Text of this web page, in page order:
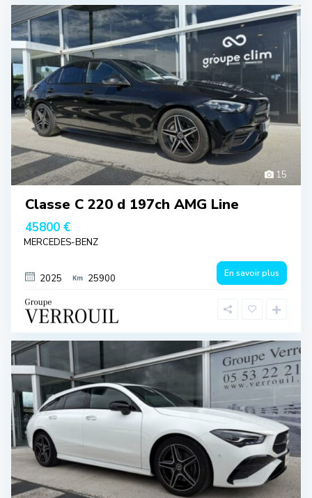
15
Classe C 220 d 197ch AMG Line
45800 €
MERCEDES-BENZ
2025 25900 En savoir plus